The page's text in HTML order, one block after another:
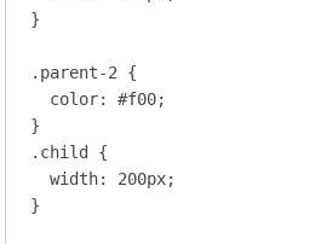
}
.parent-2 {
color: #f00;
.child {
width: 200px;
}